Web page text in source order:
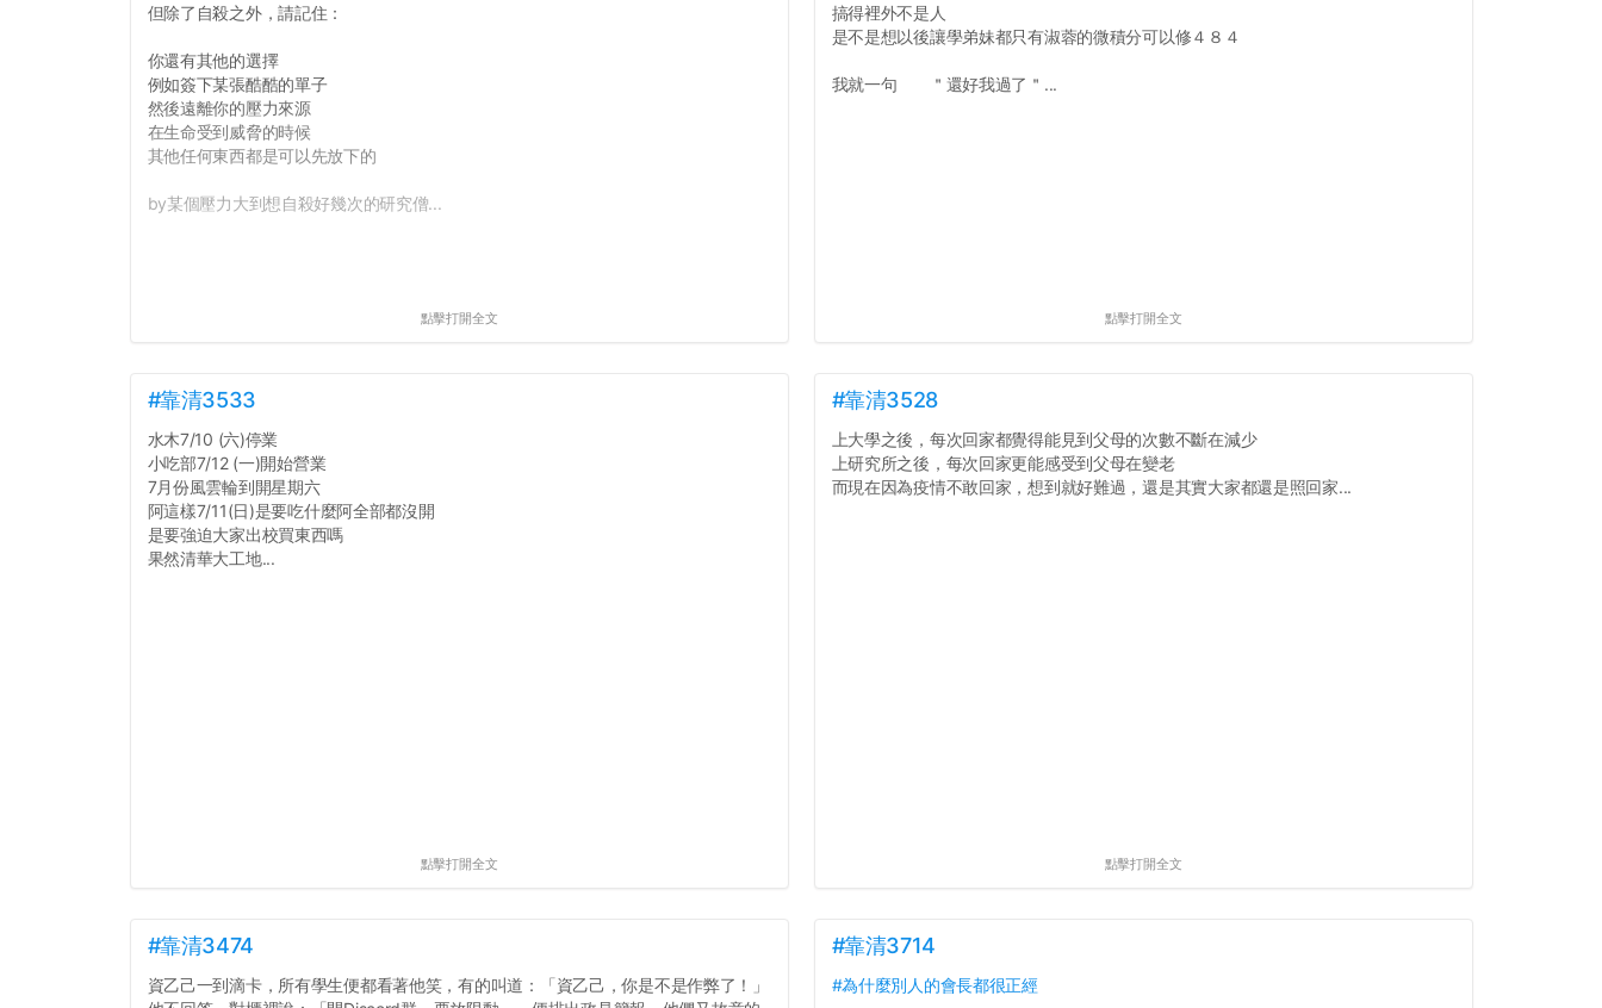
但除了自殺之外，請記住：
你還有其他的選擇
例如簽下某張酷酷的單子
然後遠離你的壓力來源
在生命受到威脅的時候
其他任何東西都是可以先放下的
by某個壓力大到想自殺好幾次的研究僧...
點擊打開全文
搞得裡外不是人
是不是想以後讓學弟妹都只有淑蓉的微積分可以修４８４
我就一句 ＂還好我過了＂...
點擊打開全文
#靠清3533
水木7/10 (六)停業
小吃部7/12 (一)開始營業
7月份風雲輪到開星期六
阿這樣7/11(日)是要吃什麼阿全部都沒開
是要強迫大家出校買東西嗎
果然清華大工地...
點擊打開全文
#靠清3528
上大學之後，每次回家都覺得能見到父母的次數不斷在減少
上研究所之後，每次回家更能感受到父母在變老
而現在因為疫情不敢回家，想到就好難過，還是其實大家都還是照回家...
點擊打開全文
#靠清3474
資乙己一到滴卡，所有學生便都看著他笑，有的叫道：「資乙己，你是不是作弊了！」
#靠清3714
#為什麼別人的會長都很正經